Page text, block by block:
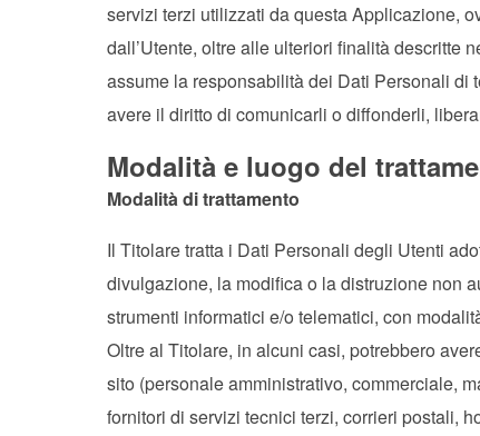
servizi terzi utilizzati da questa Applicazione,
dall’Utente, oltre alle ulteriori finalità descritte
assume la responsabilità dei Dati Personali
avere il diritto di comunicarli o diffonderli,
Modalità e luogo del
Modalità di trattamento
Il Titolare tratta i Dati Personali degli Utenti
divulgazione, la modifica o la distruzione non
strumenti informatici e/o telematici, con
Oltre al Titolare, in alcuni casi, potrebbero
sito (personale amministrativo, commerciale,
fornitori di servizi tecnici terzi, corrieri postali,